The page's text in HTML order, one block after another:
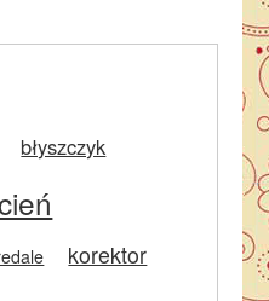
błyszczyk
korektor